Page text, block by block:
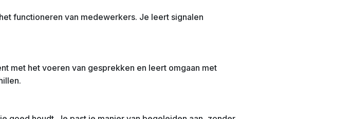
functioneren van medewerkers. Je leert signalen
met het voeren van gesprekken en leert omgaan met